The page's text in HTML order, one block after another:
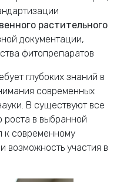
растительного
документации,
фитопрепаратов
глубоких знаний в
современных
В существуют все
роста в выбранной
к современному
возможность участия в